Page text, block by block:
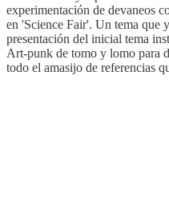
experimentación de devaneos
en 'Science Fair'. Un tema que
presentación del inicial tema
Art-punk de tomo y lomo para
todo el amasijo de referencias